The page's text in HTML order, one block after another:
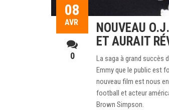
08
AVR
0
NOUVEAU
ET AURAIT
La saga à grand succès
Emmy que le public est
nouveau film est nous
football et acteur
Brown Simpson.